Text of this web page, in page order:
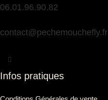
06.01.96.90.82
contact@pechemouchefly.fr
Infos pratiques